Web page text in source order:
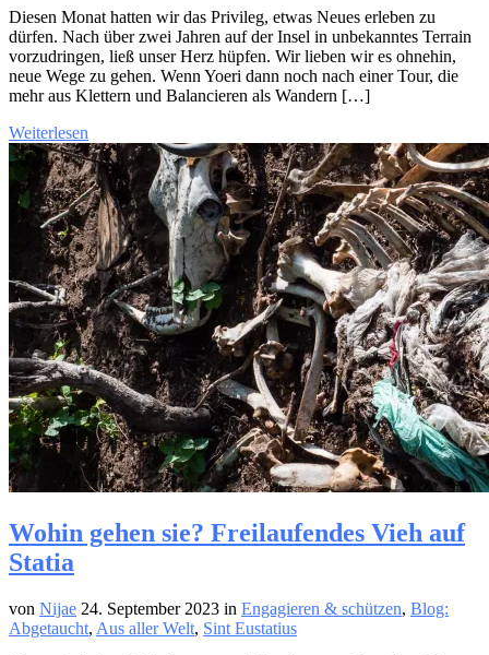
Diesen Monat hatten wir das Privileg, etwas Neues erleben zu
dürfen. Nach über zwei Jahren auf der Insel in unbekanntes Terrain
vorzudringen, ließ unser Herz hüpfen. Wir lieben wir es ohnehin,
neue Wege zu gehen. Wenn Yoeri dann noch nach einer Tour, die
mehr aus Klettern und Balancieren als Wandern […]
Weiterlesen
Wohin gehen sie? Freilaufendes Vieh auf
Statia
von Nijae 24. September 2023 in Engagieren & schützen, Blog:
Abgetaucht, Aus aller Welt, Sint Eustatius